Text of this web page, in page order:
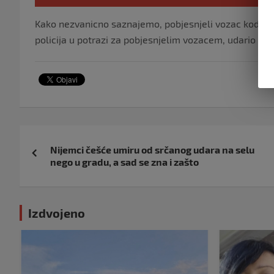
Kako nezvanicno saznajemo, pobjesnjeli vozac kod
policija u potrazi za pobjesnjelim vozacem, udario je
objava
Nijemci češće umiru od srčanog udara na selu
nego u gradu, a sad se zna i zašto
Izdvojeno